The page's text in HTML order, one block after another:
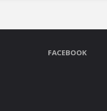
FACEBOOK